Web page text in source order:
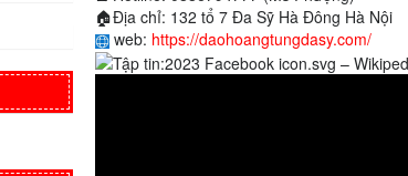
🏠Địa chỉ: 132 tổ 7 Đa Sỹ Hà Đông Hà Nội
web: https://daohoangtungdasy.com/